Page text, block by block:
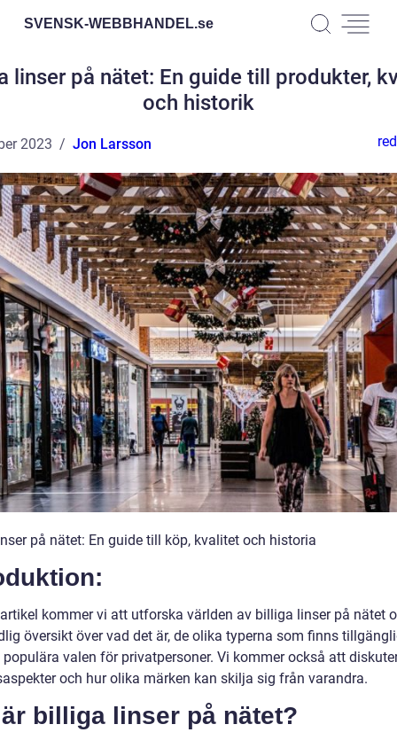
SVENSK-WEBBHANDEL.se
linser på nätet: En guide till produkter,
och historik
2023 Jon Larsson
på nätet: En guide till köp, kvalitet och historia
kommer vi att utforska världen av billiga linser på nätet
översikt över vad det är, de olika typerna som finns
populära valen för privatpersoner. Vi kommer också att
och hur olika märken kan skilja sig från varandra.
billiga linser på nätet?